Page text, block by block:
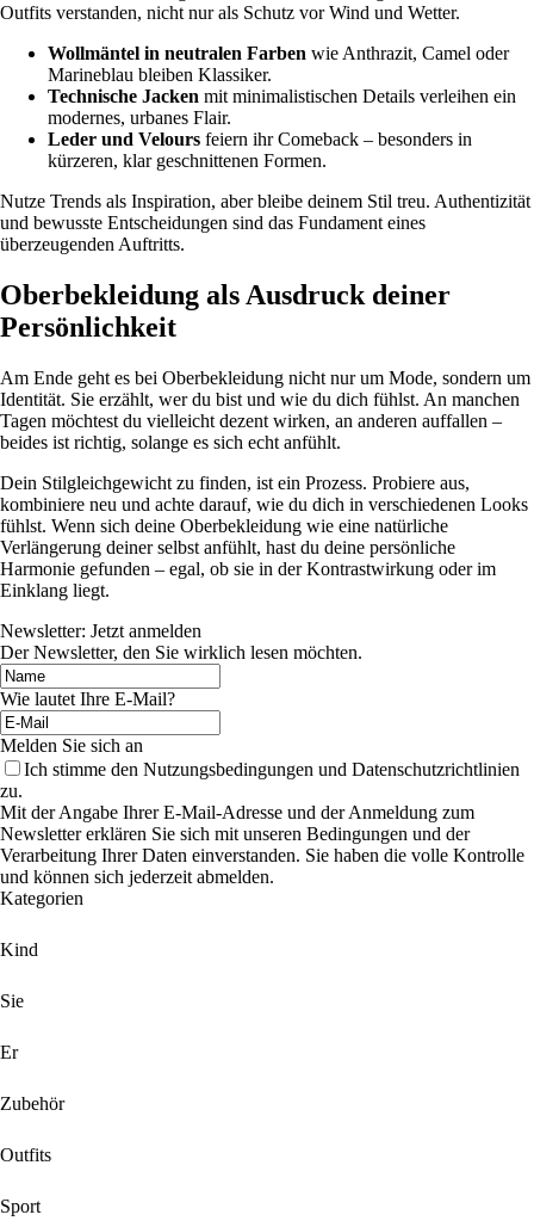
Outfits verstanden, nicht nur als Schutz vor Wind und Wetter.
Wollmäntel in neutralen Farben wie Anthrazit, Camel oder
Marineblau bleiben Klassiker.
Technische Jacken mit minimalistischen Details verleihen ein
modernes, urbanes Flair.
Leder und Velours feiern ihr Comeback – besonders in
kürzeren, klar geschnittenen Formen.
Nutze Trends als Inspiration, aber bleibe deinem Stil treu. Authentizität
und bewusste Entscheidungen sind das Fundament eines
überzeugenden Auftritts.
Oberbekleidung als Ausdruck deiner
Persönlichkeit
Am Ende geht es bei Oberbekleidung nicht nur um Mode, sondern um
Identität. Sie erzählt, wer du bist und wie du dich fühlst. An manchen
Tagen möchtest du vielleicht dezent wirken, an anderen auffallen –
beides ist richtig, solange es sich echt anfühlt.
Dein Stilgleichgewicht zu finden, ist ein Prozess. Probiere aus,
kombiniere neu und achte darauf, wie du dich in verschiedenen Looks
fühlst. Wenn sich deine Oberbekleidung wie eine natürliche
Verlängerung deiner selbst anfühlt, hast du deine persönliche
Harmonie gefunden – egal, ob sie in der Kontrastwirkung oder im
Einklang liegt.
Newsletter: Jetzt anmelden
Der Newsletter, den Sie wirklich lesen möchten.
Wie lautet Ihre E-Mail?
Melden Sie sich an
Ich stimme den Nutzungsbedingungen und Datenschutzrichtlinien
zu.
Mit der Angabe Ihrer E-Mail-Adresse und der Anmeldung zum
Newsletter erklären Sie sich mit unseren Bedingungen und der
Verarbeitung Ihrer Daten einverstanden. Sie haben die volle Kontrolle
und können sich jederzeit abmelden.
Kategorien
Kind
Sie
Er
Zubehör
Outfits
Sport